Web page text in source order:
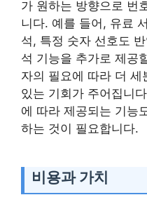
가 원하는 방향으로 번
니다. 예를 들어, 유료
석, 특정 숫자 선호도
석 기능을 추가로 제공
자의 필요에 따라 더
있는 기회가 주어집니
에 따라 제공되는 기능
하는 것이 필요합니다.
비용과 가치